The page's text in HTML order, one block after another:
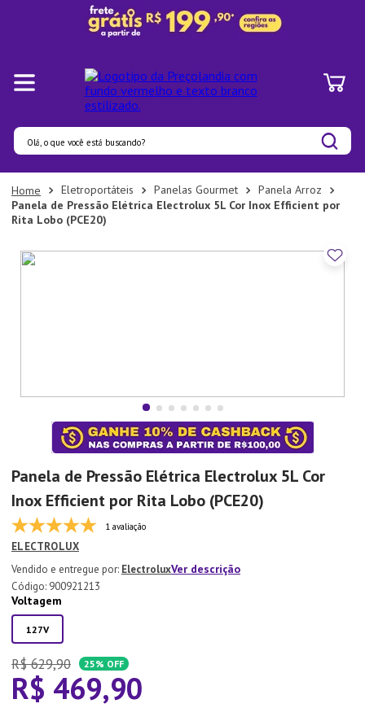
Olá, o que você está buscando?
Eletroportáteis Panelas Gourmet
Panela Arroz
Panela de Pressão Elétrica Electrolux 5L Cor Inox Efficient por
Rita Lobo (PCE20)
Panela de Pressão Elétrica Electrolux 5L Cor
Inox Efficient por Rita Lobo (PCE20)
1 avaliação
ELECTROLUX
ElectroluxVer descrição
: 900921213
Voltagem
127V
R$ 629,90 25% OFF
R$ 469,90
Termos mais buscados
1º
Panelas
3
Lixeira